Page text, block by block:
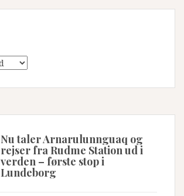
Nu taler Arnarulunnguaq og
rejser fra Rudme Station ud i
verden – første stop i
Lundeborg